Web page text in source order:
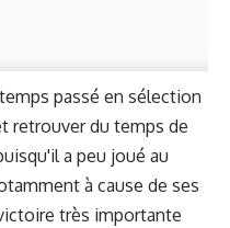
passé en sélection
retrouver du temps de
a peu joué au
à cause de ses
très importante